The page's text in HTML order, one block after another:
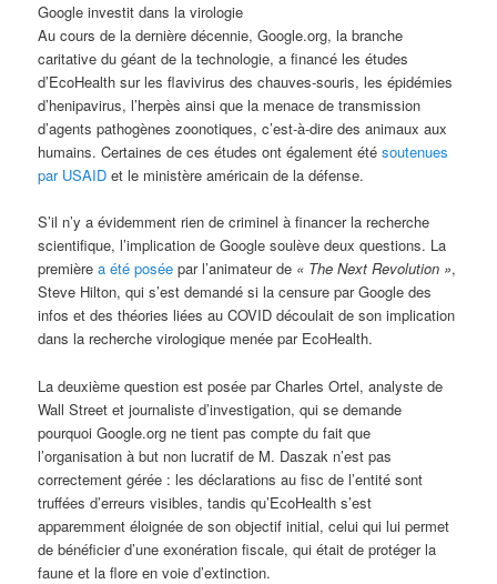
Google investit dans la virologie
Au cours de la dernière décennie, Google.org, la branche
caritative du géant de la technologie, a financé les études
d’EcoHealth sur les flavivirus des chauves-souris, les épidémies
d’henipavirus, l’herpès ainsi que la menace de transmission
d’agents pathogènes zoonotiques, c’est-à-dire des animaux aux
humains. Certaines de ces études ont également étésoutenues
par USAID et le ministère américain de la défense.
S’il n’y a évidemment rien de criminel à financer la recherche
scientifique, l’implication de Google soulève deux questions. La
premièrea été posée par l’animateur de « The Next Revolution »,
Steve Hilton, qui s’est demandé si la censure par Google des
infos et des théories liées au COVID découlait de son implication
dans la recherche virologique menée par EcoHealth.
La deuxième question est posée par Charles Ortel, analyste de
Wall Street et journaliste d’investigation, qui se demande
pourquoi Google.org ne tient pas compte du fait que
l’organisation à but non lucratif de M. Daszak n’est pas
correctement gérée : les déclarations au fisc de l’entité sont
truffées d’erreurs visibles, tandis qu’EcoHealth s’est
apparemment éloignée de son objectif initial, celui qui lui permet
de bénéficier d’une exonération fiscale, qui était de protéger la
faune et la flore en voie d’extinction.